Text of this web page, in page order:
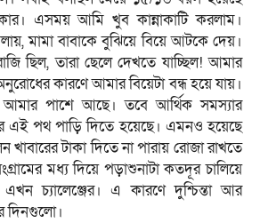
এসময় আমি খুব কান্নাকাটি করলাম।
মামা বাবাকে বুঝিয়ে বিয়ে আটকে দেয়।
ছিল, তারা ছেলে দেখতে যাচ্ছিল! আমার
কারণে আমার বিয়েটা বন্ধ হয়ে যায়।
পাশে আছে। তবে আর্থিক সমস্যার
এই পথ পাড়ি দিতে হয়েছে। এমনও হয়েছে
খাবারের টাকা দিতে না পারায় রোজা রাখতে
মধ্য দিয়ে পড়াশুনাটা কতদূর চালিয়ে
চ্যালেঞ্জের। এ কারণে দুশ্চিন্তা আর
দিনগুলো।